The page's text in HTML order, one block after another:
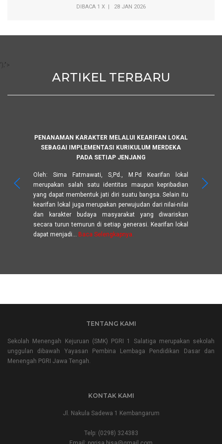
DIBACA 1 X | 28 JAN 2026
');">
ARTIKEL TERBARU
PENANAMAN KARAKTER MELALUI KEARIFAN LOKAL
SEBAGAI IMPLEMENTASI KURIKULUM MERDEKA
PADA SETIAP JENJANG
Oleh: Sima Fatmawati, S,Pd., M.Pd Kearifan lokal
merupakan salah satu identitas maupun kepribadian
yang dapat membentuk jati diri suatu bangsa. Selain itu
kearifan lokal juga merupakan perwujudan dari nilai-nilai
dan karakter budaya masyarakat yang diwariskan
secara turun temurun di setiap generasi. Kearifan lokal
dapat menjadi... Baca Selengkapnya.
TENTANG KAMI
Sekolah Menengah Kejuruan (SMK) PGRI 1 Salatiga merupakan sekolah
unggulan dibawah Yayasan Pembina Lembaga Pendidikan Dasar dan
Menengah PGRI Jawa Tengah.
KONTAK KAMI
Jl. Nakula Sadewa 1 Kembangarum
Telp: (0298) 324383